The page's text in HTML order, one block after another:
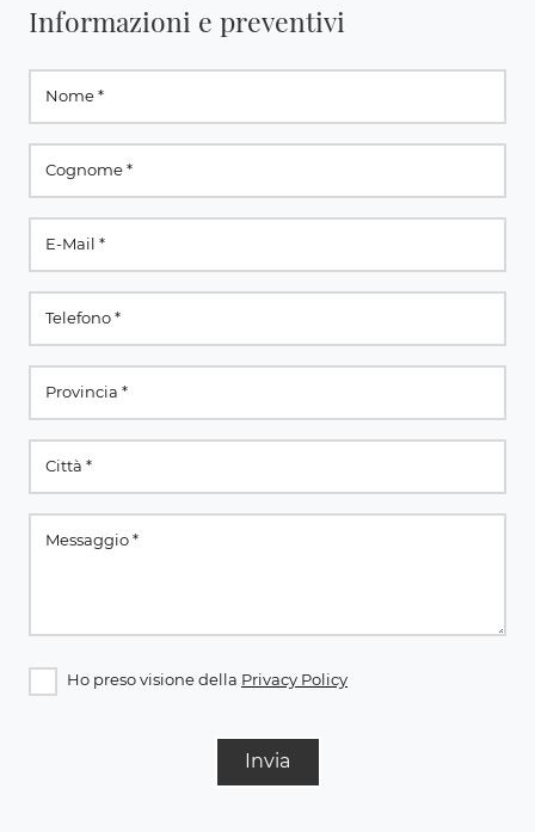
Informazioni e preventivi
Ho preso visione della Privacy Policy
Invia